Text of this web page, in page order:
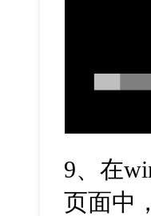
9、在
页面中